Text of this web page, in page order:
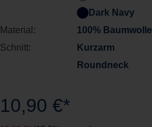
Dark Navy
Material:
100% Baumwolle
Schnitt:
Kurzarm
Roundneck
10,90 €*